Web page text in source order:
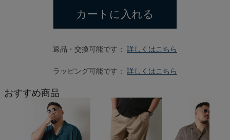
カートに入れる
返品・交換可能です： 詳しくはこちら
ラッピング可能です： 詳しくはこちら
おすすめ商品